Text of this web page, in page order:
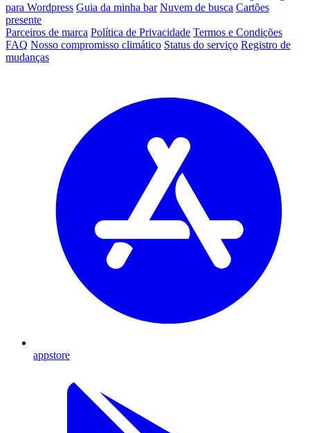
para Wordpress Guia da minha bar Nuvem de busca Cartões
presente
Parceiros de marca Política de Privacidade Termos e Condições
FAQ Nosso compromisso climático Status do serviço Registro de
mudanças
appstore